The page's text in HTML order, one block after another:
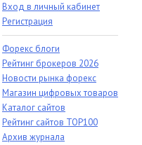
Вход в личный кабинет
Регистрация
Форекс блоги
Рейтинг брокеров 2026
Новости рынка форекс
Магазин цифровых товаров
Каталог сайтов
Рейтинг сайтов TOP100
Архив журнала